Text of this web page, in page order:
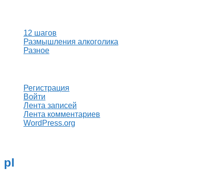
12 шагов
Размышления алкоголика
Разное
Регистрация
Войти
Лента записей
Лента комментариев
WordPress.org
pl